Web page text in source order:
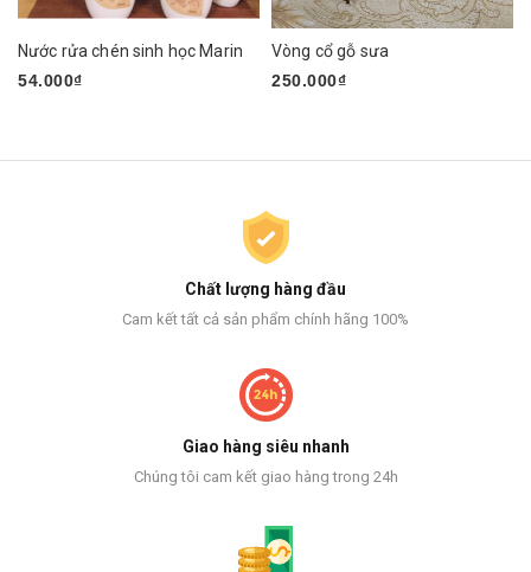
Nước rửa chén sinh học Marin
54.000₫
Vòng cổ gỗ sưa
250.000₫
Chất lượng hàng đầu
Cam kết tất cả sản phẩm chính hãng 100%
Giao hàng siêu nhanh
Chúng tôi cam kết giao hàng trong 24h